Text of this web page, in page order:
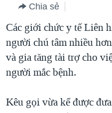
dung
chính
điều
hướng
chính
Đi
BLOG
DIỄN ĐÀN
MỤC
VẠCH TRẦN TIN GIẢ
CHIẾN TRANH THƯƠNG
HỌC TIẾNG ANH
Chia sẻ
Các giới chức y tế Liên
người chú tâm nhiều
và gia tăng tài trợ cho
người mắc bệnh.
Kêu gọi vừa kể được